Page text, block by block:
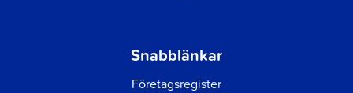
Snabblänkar
Företagsregister